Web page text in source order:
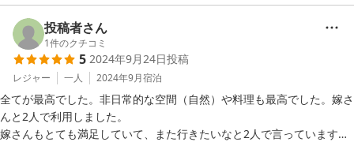
この景色(立地)と精進料理が当館の自慢です。お褒めのお言葉をあ
りがとうございます。お料理に関しては日々研鑽を重ねておりま
す。機会があれば是非またお越しください。
家族・従業員一同お待ちしております。
2024-10-21
投稿者さん
1件のクチコミ
5 2024年9月24日投稿
レジャー 一人 2024年9月宿泊
全てが最高でした。非日常的な空間（自然）や料理も最高でした。嫁さ
んと2人で利用しました。
嫁さんもとても満足していて、また行きたいなと2人で言っています。